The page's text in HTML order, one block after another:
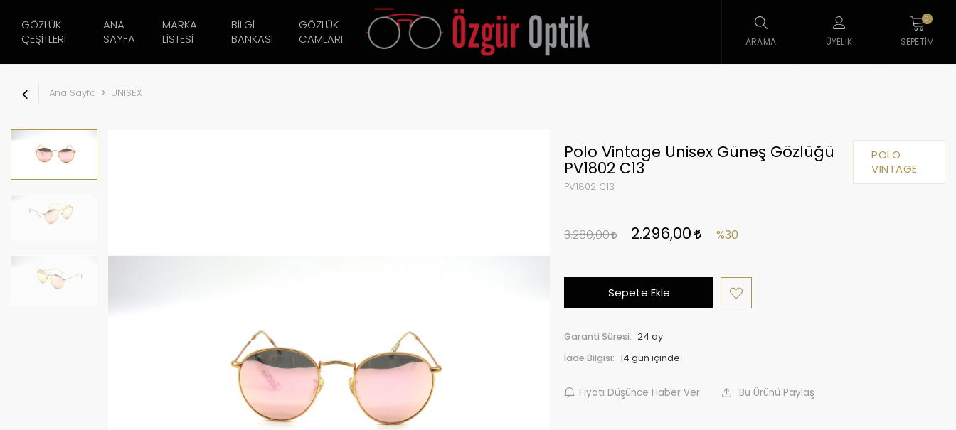
GÖZLÜK
ÇEŞITLERI
ANA
SAYFA
MARKA
LISTESI
BILGI
BANKASI
GÖZLÜK
CAMLARI
ARAMA ÜYELIK
0
SEPETIM
Ana Sayfa UNISEX
POLO
VINTAGE
Polo Vintage Unisex Güneş Gözlüğü
PV1802 C13
PV1802 C13
3.280,00 2.296,00 %30
Sepete Ekle
Garanti Süresi: 24 ay
İade Bilgisi:
Fiyatı Düşünce Haber Ver Bu Ürünü Paylaş